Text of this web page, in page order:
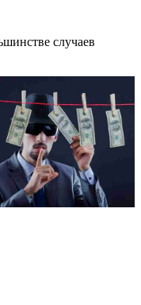
случаев